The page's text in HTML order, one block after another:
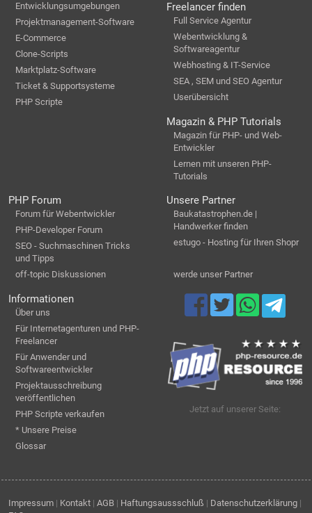
Entwicklungsumgebungen
Projektmanagement-Software
E-Commerce
Clone-Scripts
Marktplatz-Software
Ticket & Supportsysteme
PHP Scripte
Freelancer finden
Full Service Agentur
Webentwicklung &
Softwareagentur
Webhosting & IT-Service
SEA , SEM und SEO Agentur
Userübersicht
Magazin & PHP Tutorials
Magazin für PHP- und Web-
Entwickler
Lernen mit unseren PHP-
Tutorials
PHP Forum
Forum für Webentwickler
PHP-Developer Forum
SEO - Suchmaschinen Tricks
und Tipps
off-topic Diskussionen
Unsere Partner
Baukatastrophen.de |
Handwerker finden
estugo - Hosting für Ihren Shopr
werde unser Partner
Informationen
Über uns
Für Internetagenturen und PHP-
Freelancer
Für Anwender und
Softwareentwickler
Projektausschreibung
veröffentlichen
PHP Scripte verkaufen
* Unsere Preise
Glossar
Jetzt auf unserer Seite:
Impressum | Kontakt | AGB | Haftungsaussschluß | Datenschutzerklärung |